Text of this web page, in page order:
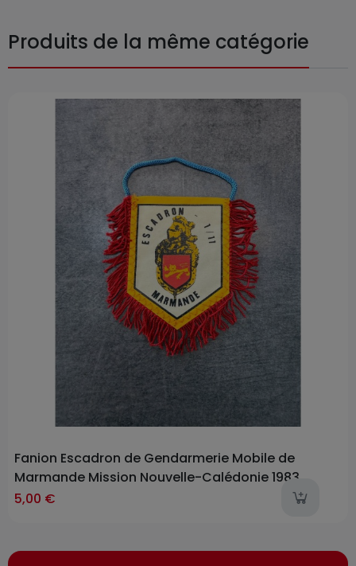
Produits de la même catégorie
Fanion Escadron de Gendarmerie Mobile de
Marmande Mission Nouvelle-Calédonie 1983
5,00 €